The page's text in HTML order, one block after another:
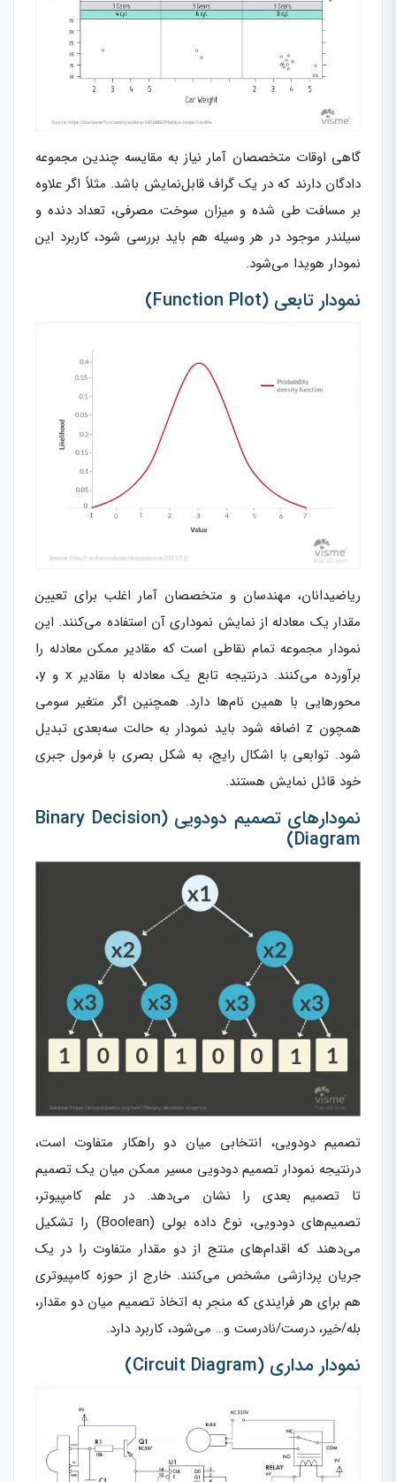
گاهی اوقات متخصصان آمار نیاز به مقایسه چندین مجموعه
دادگان دارند که در یک گراف قابل‌نمایش باشد. مثلاً اگر علاوه
بر مسافت طی شده و میزان سوخت مصرفی، تعداد دنده و
سیلندر موجود در هر وسیله هم باید بررسی شود، کاربرد این
نمودار هویدا می‌شود.
نمودار تابعی (Function Plot)
ریاضیدانان، مهندسان و متخصصان آمار اغلب برای تعیین
مقدار یک معادله از نمایش نموداری آن استفاده می‌کنند. این
نمودار مجموعه تمام نقاطی است که مقادیر ممکن معادله را
برآورده می‌کنند. درنتیجه تابع یک معادله با مقادیر x و y،
محورهایی با همین نام‌ها دارد. همچنین اگر متغیر سومی
همچون z اضافه شود باید نمودار به حالت سه‌بعدی تبدیل
شود. توابعی با اشکال رایج، به شکل بصری با فرمول جبری
خود قائل نمایش هستند.
نمودارهای تصمیم دودویی (Binary Decision
Diagram)
تصمیم دودویی، انتخابی میان دو راهکار متفاوت است،
درنتیجه نمودار تصمیم دودویی مسیر ممکن میان یک تصمیم
تا تصمیم بعدی را نشان می‌دهد. در علم کامپیوتر،
تصمیم‌های دودویی، نوع داده بولی (Boolean) را تشکیل
می‌دهند که اقدام‌های منتج از دو مقدار متفاوت را در یک
جریان پردازشی مشخص می‌کنند. خارج از حوزه کامپیوتری
هم برای هر فرایندی که منجر به اتخاذ تصمیم میان دو مقدار،
بله/خیر، درست/نادرست و… می‌شود، کاربرد دارد.
نمودار مداری (Circuit Diagram)